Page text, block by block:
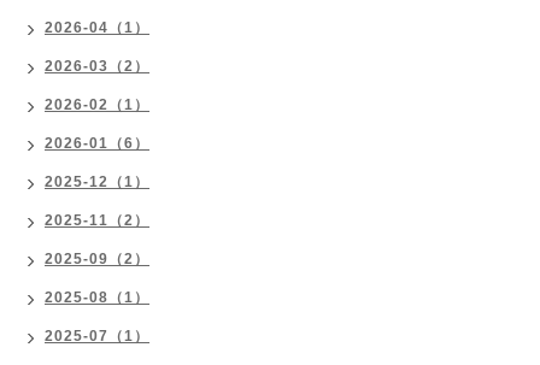
2026-04（1）
2026-03（2）
2026-02（1）
2026-01（6）
2025-12（1）
2025-11（2）
2025-09（2）
2025-08（1）
2025-07（1）